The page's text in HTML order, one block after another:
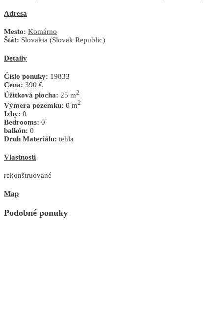
Adresa
Mesto: Komárno
Štát: Slovakia (Slovak Republic)
Detaily
Číslo ponuky: 19833
Cena: 390 €
Úžitková plocha: 25 m2
Výmera pozemku: 0 m2
Izby: 0
Bedrooms: 0
balkón: 0
Druh Materiálu: tehla
Vlastnosti
rekonštruované
Map
Podobné ponuky